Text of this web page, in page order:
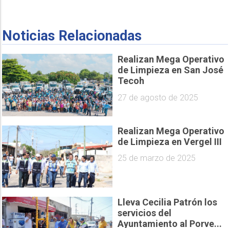
Noticias Relacionadas
Realizan Mega Operativo
de Limpieza en San José
Tecoh
27 de agosto de 2025
Realizan Mega Operativo
de Limpieza en Vergel III
25 de marzo de 2025
Lleva Cecilia Patrón los
servicios del
Ayuntamiento al Porve...